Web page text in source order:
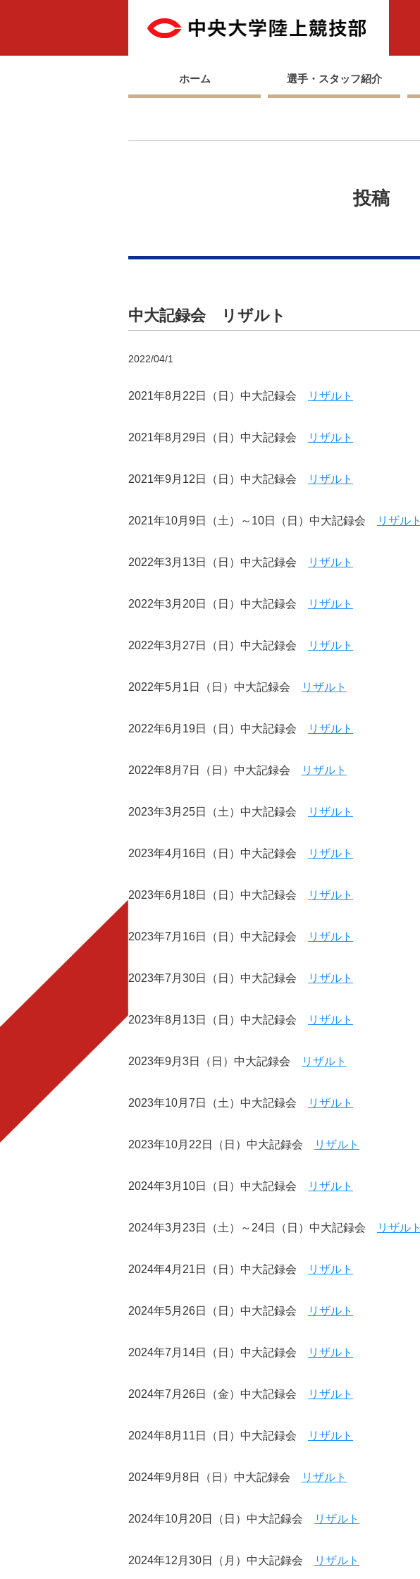
ホーム 選手・スタッフ紹介
投稿
中大記録会 リザルト
2022/04/1
2021年8月22日（日）中大記録会 リザルト
2021年8月29日（日）中大記録会 リザルト
2021年9月12日（日）中大記録会 リザルト
2021年10月9日（土）～10日（日）中大記録会 リザルト
2022年3月13日（日）中大記録会 リザルト
2022年3月20日（日）中大記録会 リザルト
2022年3月27日（日）中大記録会 リザルト
2022年5月1日（日）中大記録会 リザルト
2022年6月19日（日）中大記録会 リザルト
2022年8月7日（日）中大記録会 リザルト
2023年3月25日（土）中大記録会 リザルト
2023年4月16日（日）中大記録会 リザルト
2023年6月18日（日）中大記録会 リザルト
2023年7月16日（日）中大記録会 リザルト
2023年7月30日（日）中大記録会 リザルト
2023年8月13日（日）中大記録会 リザルト
2023年9月3日（日）中大記録会 リザルト
2023年10月7日（土）中大記録会 リザルト
2023年10月22日（日）中大記録会 リザルト
2024年3月10日（日）中大記録会 リザルト
2024年3月23日（土）～24日（日）中大記録会 リザルト
2024年4月21日（日）中大記録会 リザルト
2024年5月26日（日）中大記録会 リザルト
2024年7月14日（日）中大記録会 リザルト
2024年7月26日（金）中大記録会 リザルト
2024年8月11日（日）中大記録会 リザルト
2024年9月8日（日）中大記録会 リザルト
2024年10月20日（日）中大記録会 リザルト
2024年12月30日（月）中大記録会 リザルト